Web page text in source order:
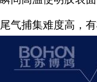
尾气捕集难度高，